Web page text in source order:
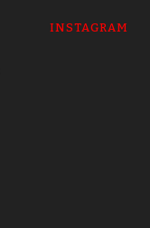
INSTAGRAM